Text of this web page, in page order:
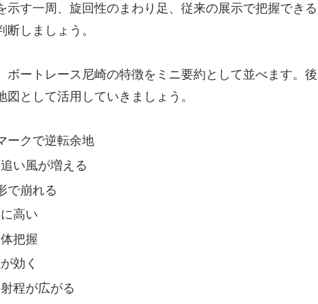
す一周、旋回性のまわり足、従来の展示で把握できる
しましょう。
ボートレース尼崎の特徴をミニ要約として並べます。後
として活用していきましょう。
ークで逆転余地
い風が増える
で崩れる
高い
把握
効く
程が広がる